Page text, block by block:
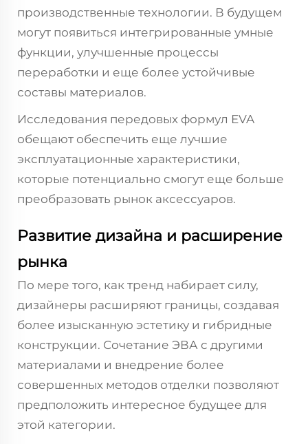
производственные технологии. В будущем
могут появиться интегрированные умные
функции, улучшенные процессы
переработки и еще более устойчивые
составы материалов.
Исследования передовых формул EVA
обещают обеспечить еще лучшие
эксплуатационные характеристики,
которые потенциально смогут еще больше
преобразовать рынок аксессуаров.
Развитие дизайна и расширение
рынка
По мере того, как тренд набирает силу,
дизайнеры расширяют границы, создавая
более изысканную эстетику и гибридные
конструкции. Сочетание ЭВА с другими
материалами и внедрение более
совершенных методов отделки позволяют
предположить интересное будущее для
этой категории.